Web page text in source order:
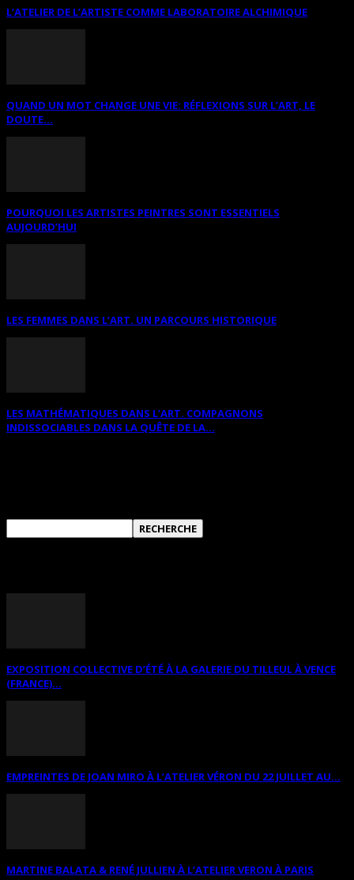
L’ATELIER DE L’ARTISTE COMME LABORATOIRE ALCHIMIQUE
QUAND UN MOT CHANGE UNE VIE: RÉFLEXIONS SUR L’ART, LE
DOUTE...
POURQUOI LES ARTISTES PEINTRES SONT ESSENTIELS
AUJOURD’HUI
LES FEMMES DANS L’ART. UN PARCOURS HISTORIQUE
LES MATHÉMATIQUES DANS L’ART. COMPAGNONS
INDISSOCIABLES DANS LA QUÊTE DE LA...
EXPOSITION COLLECTIVE D’ÉTÉ À LA GALERIE DU TILLEUL À VENCE
(FRANCE)...
EMPREINTES DE JOAN MIRO À L’ATELIER VÉRON DU 22 JUILLET AU...
MARTINE BALATA & RENÉ JULLIEN À L’ATELIER VERON À PARIS